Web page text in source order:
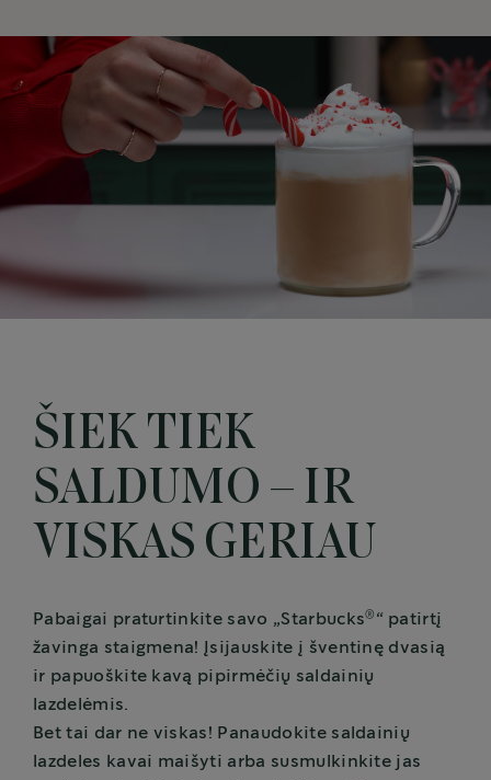
ŠIEK TIEK
SALDUMO – IR
VISKAS GERIAU
Pabaigai praturtinkite savo „Starbucks® “ patirtį
žavinga staigmena! Įsijauskite į šventinę dvasią
ir papuoškite kavą pipirmėčių saldainių
lazdelėmis.
Bet tai dar ne viskas! Panaudokite saldainių
lazdeles kavai maišyti arba susmulkinkite jas